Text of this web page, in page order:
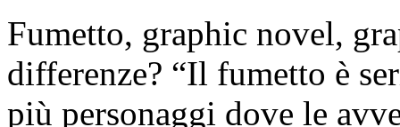
Fumetto, graphic novel,
differenze? “Il fumetto è
più personaggi dove le